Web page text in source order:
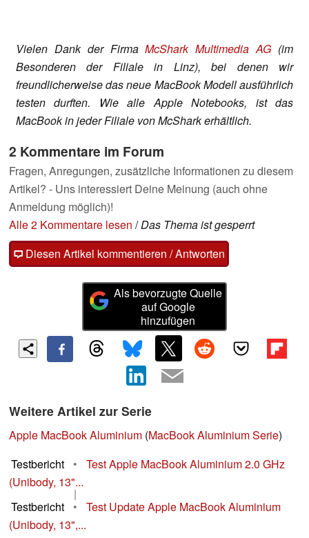
Vielen Dank der FirmaMcShark Multimedia AG (im
Besonderen der Filiale in Linz), bei denen wir
freundlicherweise das neue MacBook Modell ausführlich
testen durften. Wie alle Apple Notebooks, ist das
MacBook in jeder Filiale von McShark erhältlich.
2 Kommentare im Forum
Fragen, Anregungen, zusätzliche Informationen zu diesem
Artikel? - Uns interessiert Deine Meinung (auch ohne
Anmeldung möglich)!
Alle 2 Kommentare lesen /Das Thema ist gesperrt
Diesen Artikel kommentieren / Antworten
Als bevorzugte Quelle
auf Google
hinzufügen
Weitere Artikel zur Serie
Apple MacBook Aluminium (MacBook Aluminium Serie)
Testbericht
•
Test Apple MacBook Aluminium 2.0 GHz
(Unibody, 13"...
|
Testbericht
•
Test Update Apple MacBook Aluminium
(Unibody, 13",...